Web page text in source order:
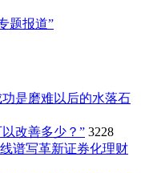
题报道”
是磨难以后的水落石
改善多少？” 3228
谱写革新证券化理财